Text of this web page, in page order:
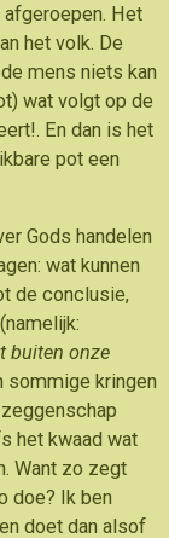
Het
het volk. De
mens niets kan
wat volgt op de
En dan is het
pot een
Gods handelen
wat kunnen
de conclusie,
buiten onze
sommige kringen
het kwaad wat
Want zo zegt
doe? Ik ben
doet dan alsof